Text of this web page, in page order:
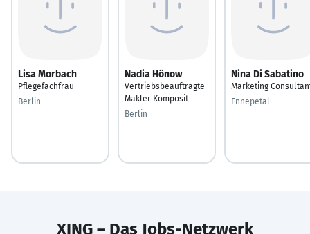
Lisa Morbach
Pflegefachfrau
Berlin
Nadia Hönow
Vertriebsbeauftragte
Makler Komposit
Berlin
Nina Di Sabatino
Marketing
Ennepetal
XING – Das Jobs-Netzwerk